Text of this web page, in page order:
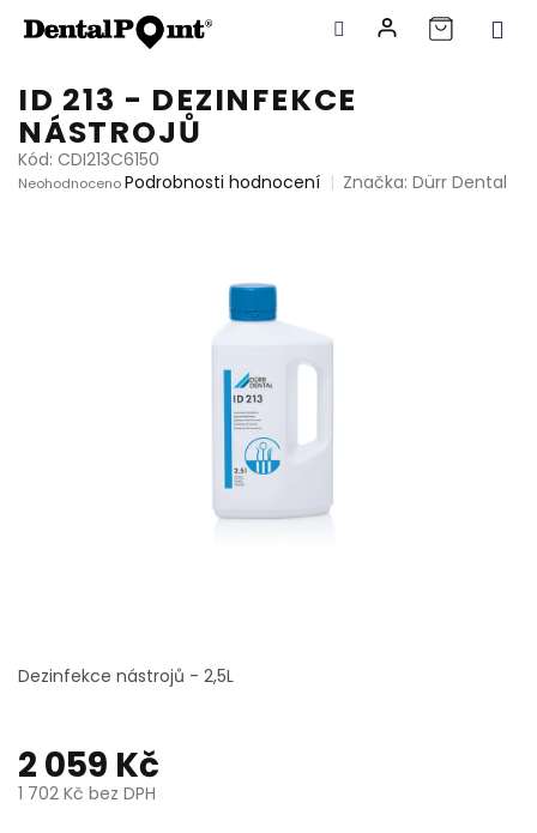
obsah
ID 213 - DEZINFEKCE
NÁSTROJŮ
Kód: CDI213C6150
Průměrné
NeohodnocenoPodrobnosti hodnocení Značka:Dürr Dental
2 059 Kč
1 702 Kč bez DPH
Dezinfekce nástrojů - 2,5L